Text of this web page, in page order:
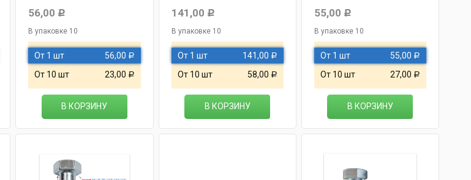
56,00 Р
В упаковке 10
От 1 шт 56,00 Р
От 10 шт 23,00 Р
В КОРЗИНУ
141,00 Р
В упаковке 10
От 1 шт 141,00 Р
От 10 шт 58,00 Р
В КОРЗИНУ
55,00 Р
В упаковке 10
От 1 шт 55,00 Р
От 10 шт 27,00 Р
В КОРЗИНУ